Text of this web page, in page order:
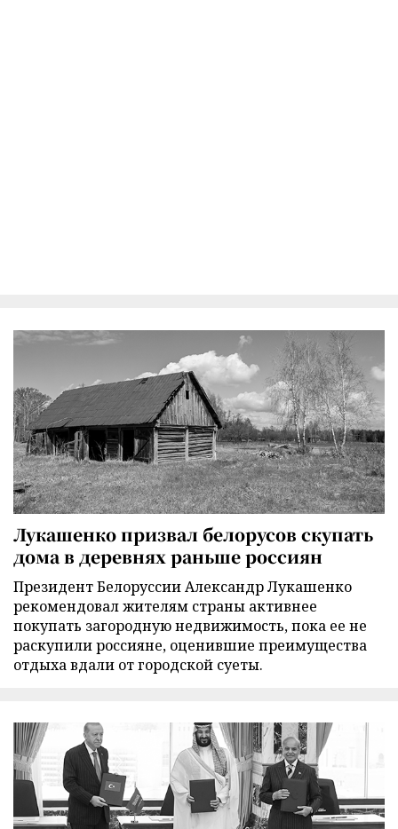
Лукашенко призвал белорусов скупать
дома в деревнях раньше россиян
Президент Белоруссии Александр Лукашенко
рекомендовал жителям страны активнее
покупать загородную недвижимость, пока ее не
раскупили россияне, оценившие преимущества
отдыха вдали от городской суеты.